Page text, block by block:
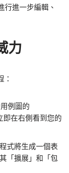
行進一步編輯、
力
：
例圖的
即在右側看到您的
式將生成一個表
「擴展」和「包